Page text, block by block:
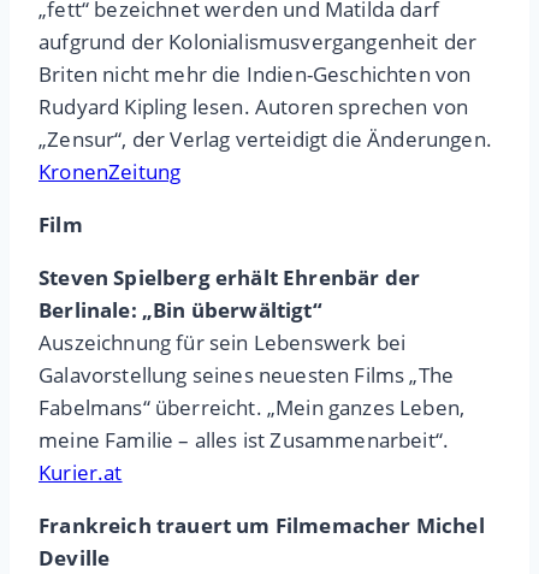
„fett“ bezeichnet werden und Matilda darf
aufgrund der Kolonialismusvergangenheit der
Briten nicht mehr die Indien-Geschichten von
Rudyard Kipling lesen. Autoren sprechen von
„Zensur“, der Verlag verteidigt die Änderungen.
KronenZeitung
Film
Steven Spielberg erhält Ehrenbär der
Berlinale: „Bin überwältigt“
Auszeichnung für sein Lebenswerk bei
Galavorstellung seines neuesten Films „The
Fabelmans“ überreicht. „Mein ganzes Leben,
meine Familie – alles ist Zusammenarbeit“.
Kurier.at
Frankreich trauert um Filmemacher Michel
Deville